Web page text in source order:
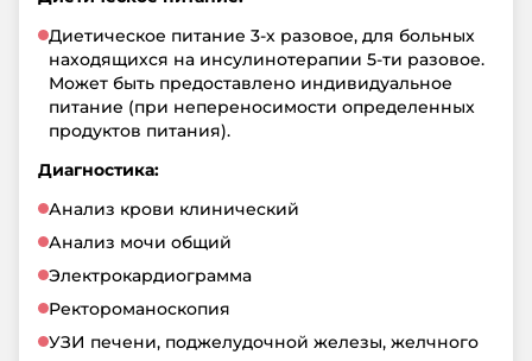
Диетическое питание 3-х разовое, для больных
находящихся на инсулинотерапии 5-ти разовое.
Может быть предоставлено индивидуальное
питание (при непереносимости определенных
продуктов питания).
Диагностика:
Анализ крови клинический
Анализ мочи общий
Электрокардиограмма
Ректороманоскопия
УЗИ печени, поджелудочной железы, желчного